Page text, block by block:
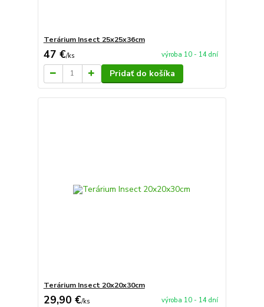
Terárium Insect 25x25x36cm
47 €/ks výroba 10 - 14 dní
Pridať do košíka
Terárium Insect 20x20x30cm
29,90 €/ks výroba 10 - 14 dní